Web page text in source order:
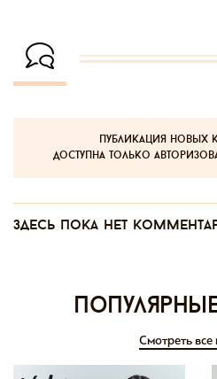
публикация новых
доступна только
Здесь пока нет
Смотреть